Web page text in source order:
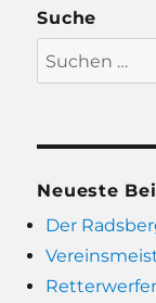
Suche
Suchen
nach:
Neueste
Der